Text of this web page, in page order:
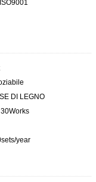
DI LEGNO
year